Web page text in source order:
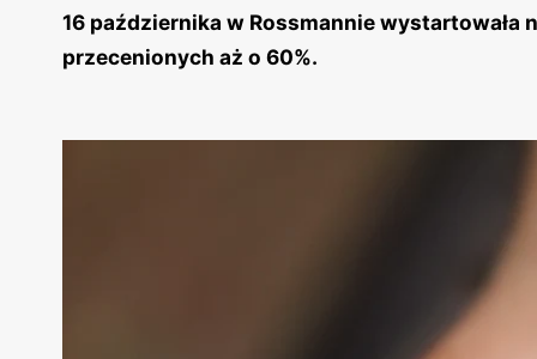
16 października w Rossmannie wystartowała
przecenionych aż o 60%.